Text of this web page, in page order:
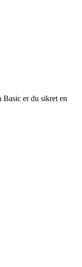
er du sikret en